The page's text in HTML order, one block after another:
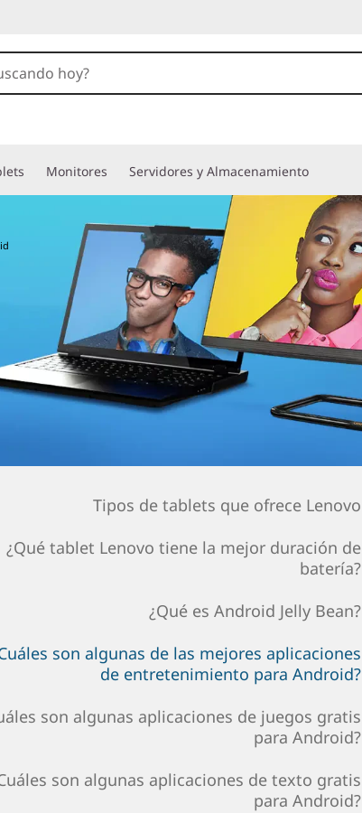
Monitores Servidores y Almacenamiento
Tipos de tablets que ofrece Lenovo
¿Qué tablet Lenovo tiene la mejor duración de
batería?
¿Qué es Android Jelly Bean?
son algunas de las mejores aplicaciones
de entretenimiento para Android?
son algunas aplicaciones de juegos gratis
para Android?
son algunas aplicaciones de texto gratis
para Android?